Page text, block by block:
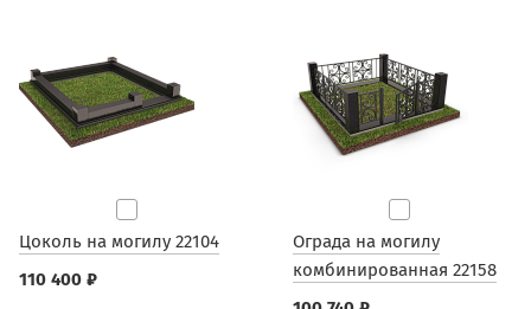
Цоколь на могилу 22104
110 400 ₽
Ограда на могилу
комбинированная 22158